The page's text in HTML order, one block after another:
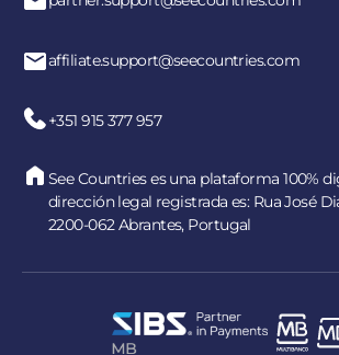
affiliate.support@seecountries.com
+351 915 377 957
See Countries es una plataforma 100%
dirección legal registrada es: Rua José
2200-062 Abrantes, Portugal